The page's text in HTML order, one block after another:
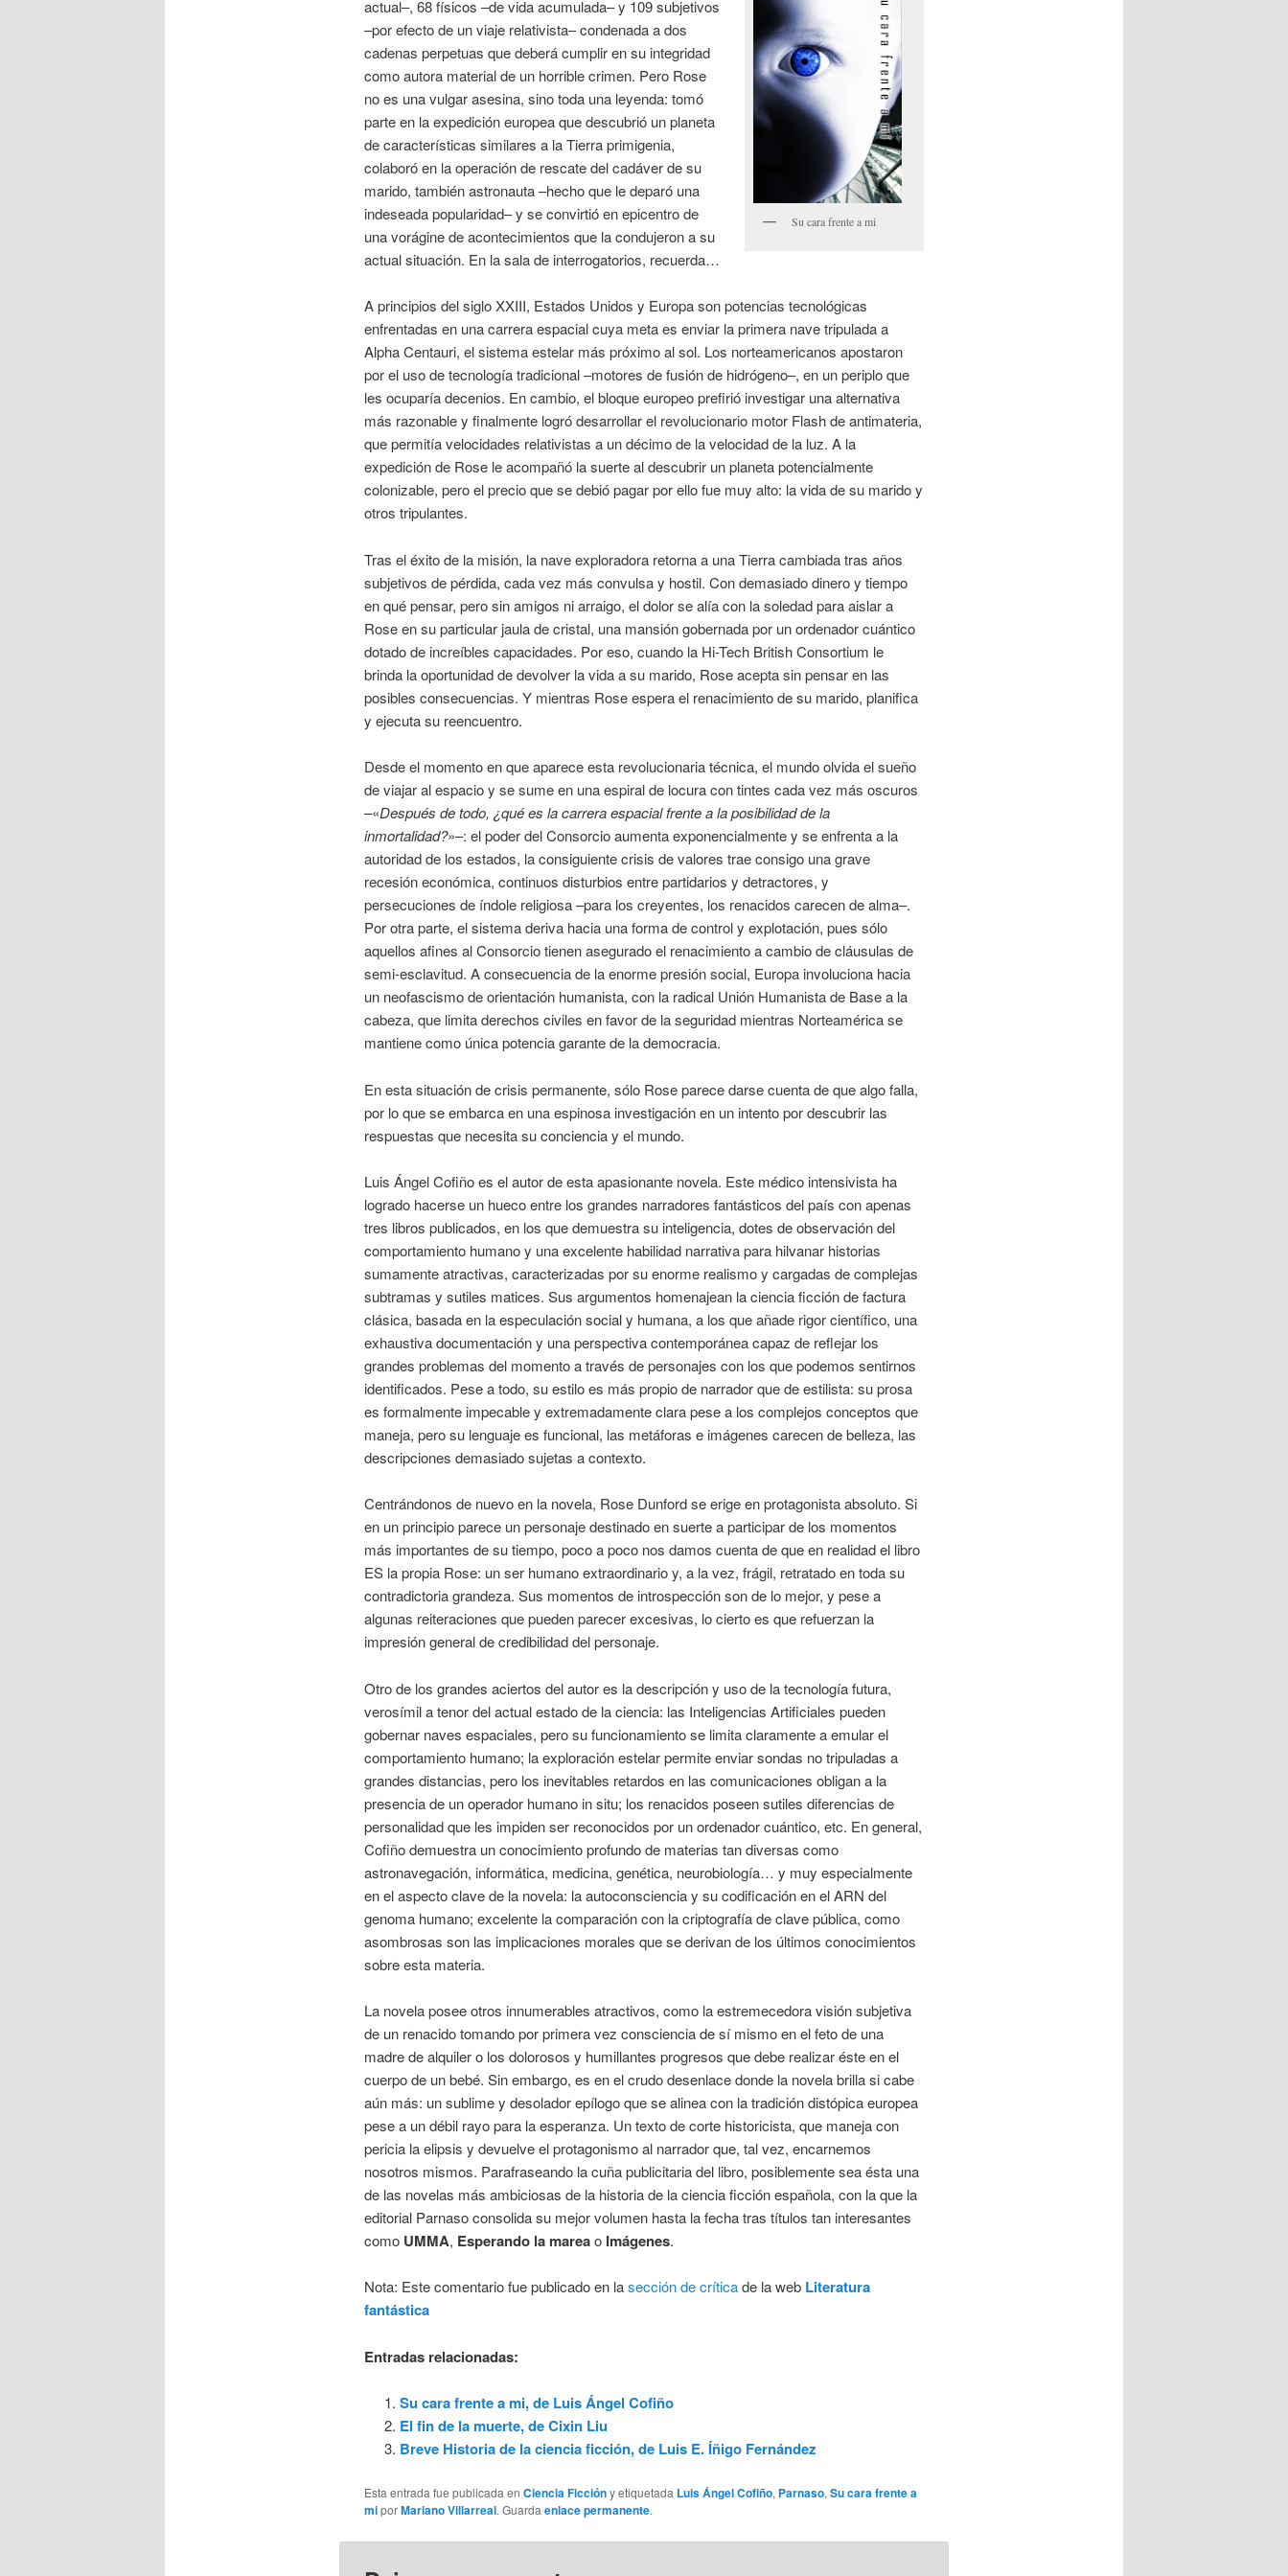
Su cara frente a mi
actual–, 68 físicos –de vida acumulada– y 109 subjetivos
–por efecto de un viaje relativista– condenada a dos
cadenas perpetuas que deberá cumplir en su integridad
como autora material de un horrible crimen. Pero Rose
no es una vulgar asesina, sino toda una leyenda: tomó
parte en la expedición europea que descubrió un planeta
de características similares a la Tierra primigenia,
colaboró en la operación de rescate del cadáver de su
marido, también astronauta –hecho que le deparó una
indeseada popularidad– y se convirtió en epicentro de
una vorágine de acontecimientos que la condujeron a su
actual situación. En la sala de interrogatorios, recuerda…
A principios del siglo XXIII, Estados Unidos y Europa son potencias tecnológicas
enfrentadas en una carrera espacial cuya meta es enviar la primera nave tripulada a
Alpha Centauri, el sistema estelar más próximo al sol. Los norteamericanos apostaron
por el uso de tecnología tradicional –motores de fusión de hidrógeno–, en un periplo que
les ocuparía decenios. En cambio, el bloque europeo prefirió investigar una alternativa
más razonable y finalmente logró desarrollar el revolucionario motor Flash de antimateria,
que permitía velocidades relativistas a un décimo de la velocidad de la luz. A la
expedición de Rose le acompañó la suerte al descubrir un planeta potencialmente
colonizable, pero el precio que se debió pagar por ello fue muy alto: la vida de su marido y
otros tripulantes.
Tras el éxito de la misión, la nave exploradora retorna a una Tierra cambiada tras años
subjetivos de pérdida, cada vez más convulsa y hostil. Con demasiado dinero y tiempo
en qué pensar, pero sin amigos ni arraigo, el dolor se alía con la soledad para aislar a
Rose en su particular jaula de cristal, una mansión gobernada por un ordenador cuántico
dotado de increíbles capacidades. Por eso, cuando la Hi-Tech British Consortium le
brinda la oportunidad de devolver la vida a su marido, Rose acepta sin pensar en las
posibles consecuencias. Y mientras Rose espera el renacimiento de su marido, planifica
y ejecuta su reencuentro.
Desde el momento en que aparece esta revolucionaria técnica, el mundo olvida el sueño
de viajar al espacio y se sume en una espiral de locura con tintes cada vez más oscuros
–«Después de todo, ¿qué es la carrera espacial frente a la posibilidad de la
inmortalidad?»–: el poder del Consorcio aumenta exponencialmente y se enfrenta a la
autoridad de los estados, la consiguiente crisis de valores trae consigo una grave
recesión económica, continuos disturbios entre partidarios y detractores, y
persecuciones de índole religiosa –para los creyentes, los renacidos carecen de alma–.
Por otra parte, el sistema deriva hacia una forma de control y explotación, pues sólo
aquellos afines al Consorcio tienen asegurado el renacimiento a cambio de cláusulas de
semi-esclavitud. A consecuencia de la enorme presión social, Europa involuciona hacia
un neofascismo de orientación humanista, con la radical Unión Humanista de Base a la
cabeza, que limita derechos civiles en favor de la seguridad mientras Norteamérica se
mantiene como única potencia garante de la democracia.
En esta situación de crisis permanente, sólo Rose parece darse cuenta de que algo falla,
por lo que se embarca en una espinosa investigación en un intento por descubrir las
respuestas que necesita su conciencia y el mundo.
Luis Ángel Cofiño es el autor de esta apasionante novela. Este médico intensivista ha
logrado hacerse un hueco entre los grandes narradores fantásticos del país con apenas
tres libros publicados, en los que demuestra su inteligencia, dotes de observación del
comportamiento humano y una excelente habilidad narrativa para hilvanar historias
sumamente atractivas, caracterizadas por su enorme realismo y cargadas de complejas
subtramas y sutiles matices. Sus argumentos homenajean la ciencia ficción de factura
clásica, basada en la especulación social y humana, a los que añade rigor científico, una
exhaustiva documentación y una perspectiva contemporánea capaz de reflejar los
grandes problemas del momento a través de personajes con los que podemos sentirnos
identificados. Pese a todo, su estilo es más propio de narrador que de estilista: su prosa
es formalmente impecable y extremadamente clara pese a los complejos conceptos que
maneja, pero su lenguaje es funcional, las metáforas e imágenes carecen de belleza, las
descripciones demasiado sujetas a contexto.
Centrándonos de nuevo en la novela, Rose Dunford se erige en protagonista absoluto. Si
en un principio parece un personaje destinado en suerte a participar de los momentos
más importantes de su tiempo, poco a poco nos damos cuenta de que en realidad el libro
ES la propia Rose: un ser humano extraordinario y, a la vez, frágil, retratado en toda su
contradictoria grandeza. Sus momentos de introspección son de lo mejor, y pese a
algunas reiteraciones que pueden parecer excesivas, lo cierto es que refuerzan la
impresión general de credibilidad del personaje.
Otro de los grandes aciertos del autor es la descripción y uso de la tecnología futura,
verosímil a tenor del actual estado de la ciencia: las Inteligencias Artificiales pueden
gobernar naves espaciales, pero su funcionamiento se limita claramente a emular el
comportamiento humano; la exploración estelar permite enviar sondas no tripuladas a
grandes distancias, pero los inevitables retardos en las comunicaciones obligan a la
presencia de un operador humano in situ; los renacidos poseen sutiles diferencias de
personalidad que les impiden ser reconocidos por un ordenador cuántico, etc. En general,
Cofiño demuestra un conocimiento profundo de materias tan diversas como
astronavegación, informática, medicina, genética, neurobiología… y muy especialmente
en el aspecto clave de la novela: la autoconsciencia y su codificación en el ARN del
genoma humano; excelente la comparación con la criptografía de clave pública, como
asombrosas son las implicaciones morales que se derivan de los últimos conocimientos
sobre esta materia.
La novela posee otros innumerables atractivos, como la estremecedora visión subjetiva
de un renacido tomando por primera vez consciencia de sí mismo en el feto de una
madre de alquiler o los dolorosos y humillantes progresos que debe realizar éste en el
cuerpo de un bebé. Sin embargo, es en el crudo desenlace donde la novela brilla si cabe
aún más: un sublime y desolador epílogo que se alinea con la tradición distópica europea
pese a un débil rayo para la esperanza. Un texto de corte historicista, que maneja con
pericia la elipsis y devuelve el protagonismo al narrador que, tal vez, encarnemos
nosotros mismos. Parafraseando la cuña publicitaria del libro, posiblemente sea ésta una
de las novelas más ambiciosas de la historia de la ciencia ficción española, con la que la
editorial Parnaso consolida su mejor volumen hasta la fecha tras títulos tan interesantes
como UMMA, Esperando la mareao Imágenes.
Nota: Este comentario fue publicado en lasección de críticade la web Literatura
fantástica
Entradas relacionadas:
Su cara frente a mi, de Luis Ángel Cofiño
El fin de la muerte, de Cixin Liu
Breve Historia de la ciencia ficción, de Luis E. Íñigo Fernández
Esta entrada fue publicada en Ciencia Ficcióny etiquetada Luis Ángel Cofiño, Parnaso, Su cara frente a
miporMariano Villarreal. Guarda enlace permanente.